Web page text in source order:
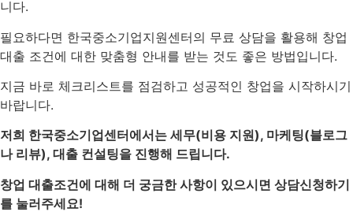
니다.
필요하다면 한국중소기업지원센터의 무료 상담을 활용해 창업
대출 조건에 대한 맞춤형 안내를 받는 것도 좋은 방법입니다.
지금 바로 체크리스트를 점검하고 성공적인 창업을 시작하시기
바랍니다.
저희 한국중소기업센터에서는 세무(비용 지원), 마케팅(블로그
나 리뷰), 대출 컨설팅을 진행해 드립니다.
창업 대출조건에 대해 더 궁금한 사항이 있으시면 상담신청하기
를 눌러주세요!